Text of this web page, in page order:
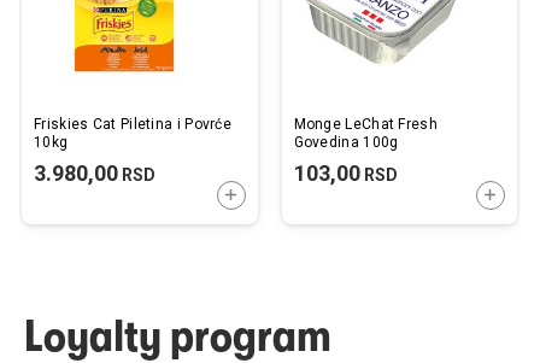
Friskies Cat Piletina i Povrće
10kg
3.980,00 RSD
DODAJTE U KORPU
Monge LeChat Fresh
Govedina 100g
103,00RSD
Loyalty program